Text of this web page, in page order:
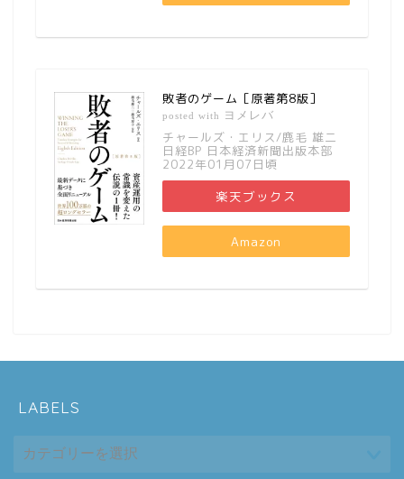
敗者のゲーム［原著第8版］
posted with ヨメレバ
チャールズ・エリス/鹿毛 雄二
日経BP 日本経済新聞出版本部
2022年01月07日頃
楽天ブックス
Amazon
LABELS